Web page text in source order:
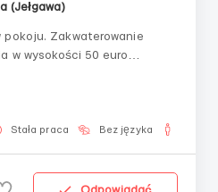
(Jełgawa)
pokoju. Zakwaterowanie
w wysokości 50 euro
samochodem
samochodzie. Nie ma okresu
Stała praca Bez języka